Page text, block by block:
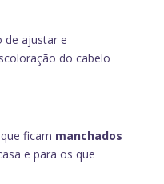
de ajustar e
do cabelo
ficam manchados
e para os que